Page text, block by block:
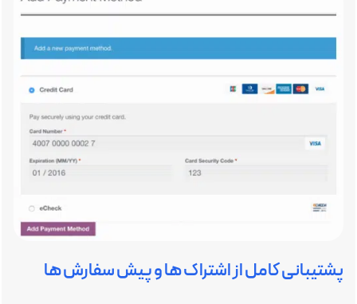
پشتیبانی کامل از اشتراک ها و پیش سفارش ها